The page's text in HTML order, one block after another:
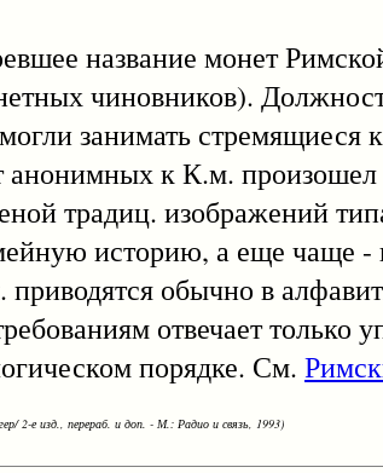
название монет
чиновников).
занимать стремящиеся
анонимных к К.м. произошел
традиц. изображений
историю, а еще чаще -
обычно в
отвечает только
порядке. См.
2-е изд., перераб. и доп. - М.: Радио и связь, 1993)